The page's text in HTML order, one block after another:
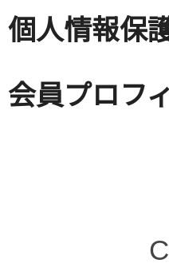
個人情報保
会員プロフ